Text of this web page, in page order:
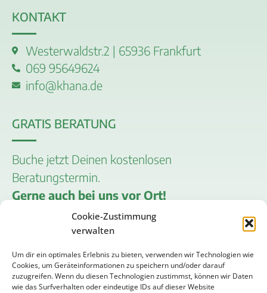
Cookie-Zustimmung
verwalten
Um dir ein optimales Erlebnis zu bieten, verwenden wir Technologien wie
Cookies, um Geräteinformationen zu speichern und/oder darauf
zuzugreifen. Wenn du diesen Technologien zustimmst, können wir Daten
wie das Surfverhalten oder eindeutige IDs auf dieser Website
KONTAKT
Westerwaldstr.2 | 65936 Frankfurt
069 95649624
info@khana.de
GRATIS BERATUNG
Buche jetzt Deinen kostenlosen
Beratungstermin.
Gerne auch bei uns vor Ort!
Termin vereinbaren
RECHTLICHES